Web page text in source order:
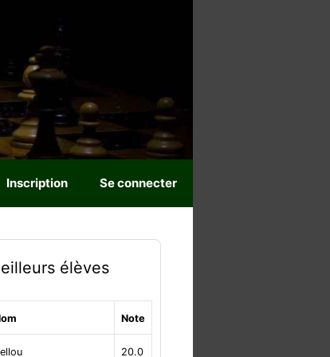
Inscription Se connecter
élèves
Note
20.0